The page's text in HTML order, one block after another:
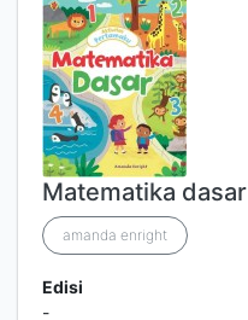
Matematika dasar
amanda enright
Edisi
-